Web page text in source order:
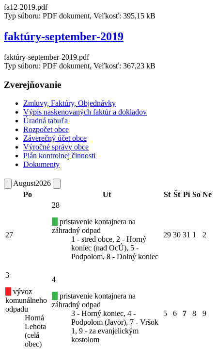
fa12-2019.pdf
Typ súboru: PDF dokument, Veľkosť: 395,15 kB
faktúry-september-2019
faktúry-september-2019.pdf
Typ súboru: PDF dokument, Veľkosť: 367,23 kB
Zverejňovanie
Zmluvy, Faktúry, Objednávky
Výpis naskenovaných faktúr a dokladov
Úradná tabuľa
Rozpočet obce
Záverečný účet obce
Výročné správy obce
Plán kontrolnej činnosti
Dokumenty
August2026
Po
Ut St Št Pi So Ne
27
28
pristavenie kontajnera na
záhradný odpad
1 - stred obce, 2 - Horný
koniec (nad OcÚ), 5 -
Podpolom, 8 - Dolný koniec
29 30 31 1 2
3
vývoz
komunálneho
odpadu
Horná
Lehota
(celá
obec)
4
pristavenie kontajnera na
záhradný odpad
3 - Horný koniec, 4 -
Podpolom (Javor), 7 - Vršok
1, 9 - za evanjelickým
kostolom
5 6 7 8 9